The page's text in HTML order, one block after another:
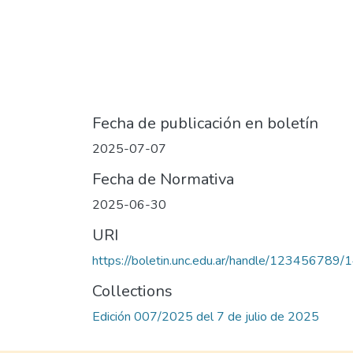
Fecha de publicación en boletín
2025-07-07
Fecha de Normativa
2025-06-30
URI
https://boletin.unc.edu.ar/handle/123456789/
Collections
Edición 007/2025 del 7 de julio de 2025